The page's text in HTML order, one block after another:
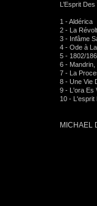
L’Esprit Des
1 - Aldérica
2 - La
3 - Infâme
4 - Ode à
5 - 1802/
6 - Mandrin,
7 - La
8 - Une Vie
9 - L'ora Es
10 - L'esprit
MICHAEL